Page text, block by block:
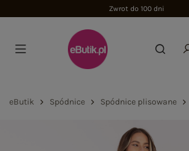
Zwrot do 100 dni
eButik Spódnice Spódnice plisowane